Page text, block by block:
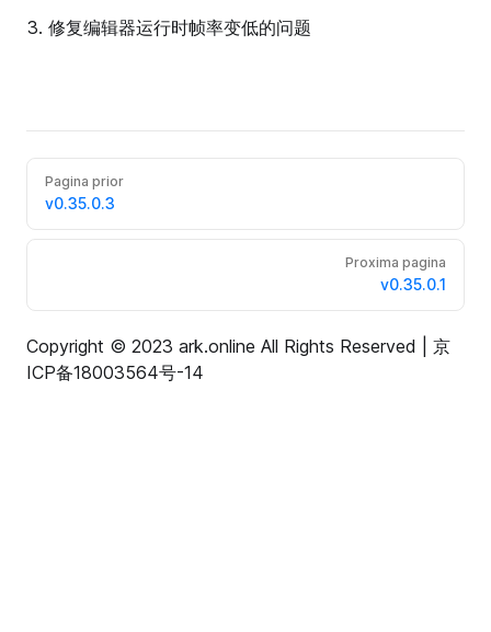
修复编辑器运行时帧率变低的问题
Pagina prior
v0.35.0.3
Proxima pagina
v0.35.0.1
Copyright © 2023 ark.online All Rights Reserved | 京
ICP备18003564号-14